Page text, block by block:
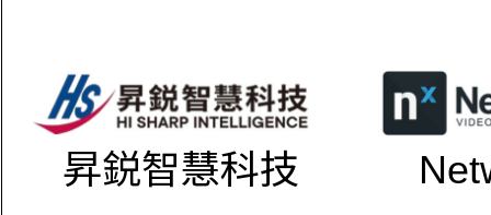
昇鋭智慧科技